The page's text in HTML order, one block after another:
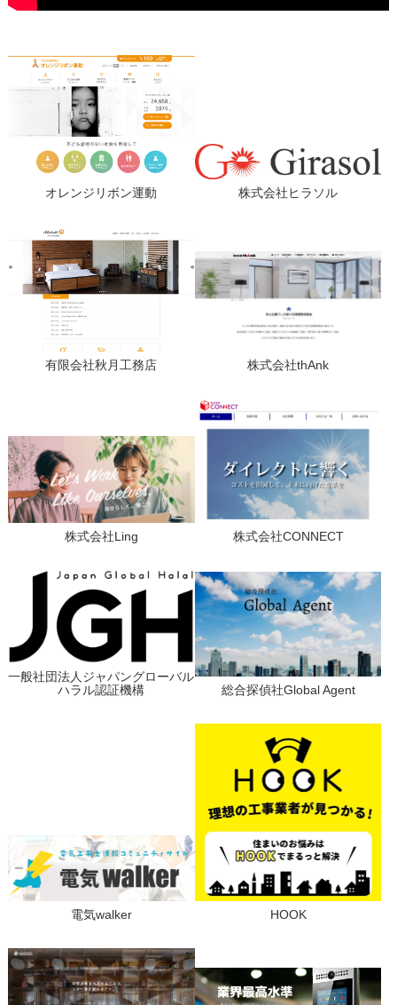
オレンジリボン運動 株式会社ヒラソル
有限会社秋月工務店 株式会社thAnk
株式会社Ling 株式会社CONNECT
一般社団法人ジャパングローバル
ハラル認証機構
総合探偵社Global Agent
電気walker HOOK